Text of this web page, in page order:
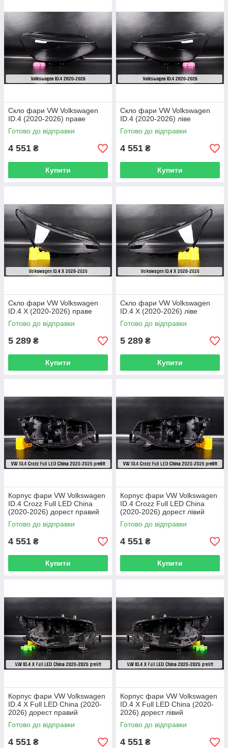
Скло фари VW Volkswagen
ID.4 (2020-2026) праве
Готово до відправки
4 551 ₴
Купити
Скло фари VW Volkswagen
ID.4 (2020-2026) ліве
Готово до відправки
4 551 ₴
Купити
Скло фари VW Volkswagen
ID.4 X (2020-2026) праве
Готово до відправки
5 289 ₴
Купити
Скло фари VW Volkswagen
ID.4 X (2020-2026) ліве
Готово до відправки
5 289 ₴
Купити
Корпус фари VW Volkswagen
ID.4 Crozz Full LED China
(2020-2026) дорест правий
Готово до відправки
4 551 ₴
Купити
Корпус фари VW Volkswagen
ID.4 Crozz Full LED China
(2020-2026) дорест лівий
Готово до відправки
4 551 ₴
Купити
Корпус фари VW Volkswagen
ID.4 X Full LED China (2020-
2026) дорест правий
Готово до відправки
4 551 ₴
Корпус фари VW Volkswagen
ID.4 X Full LED China (2020-
2026) дорест лівий
Готово до відправки
4 551 ₴